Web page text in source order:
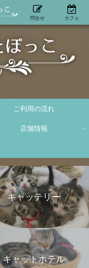
ご利用の流れ
店舗情報
キャッテリー
キャットホテル
問合せ カフェ